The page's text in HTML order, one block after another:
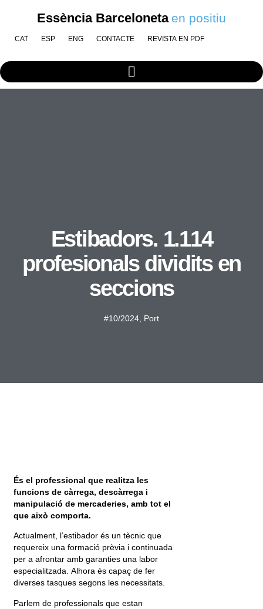
Essència Barceloneta en positiu
CAT ESP ENG CONTACTE REVISTA EN PDF
Estibadors. 1.114
profesionals dividits en
seccions
#10/2024 Port
És el professional que realitza les
funcions de càrrega, descàrrega i
manipulació de mercaderies, amb tot el
que això comporta.
Actualment, l’estibador és un tècnic que
requereix una formació prèvia i continuada
per a afrontar amb garanties una labor
especialitzada. Alhora és capaç de fer
diverses tasques segons les necessitats.
Parlem de professionals que estan